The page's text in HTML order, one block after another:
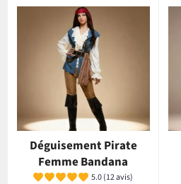
Déguisement Pirate
Femme Bandana
5.0 (12 avis)